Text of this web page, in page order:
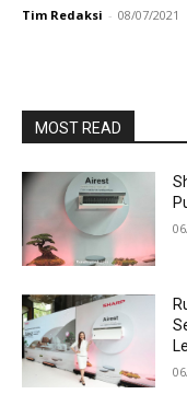
Tim Redaksi - 08/07/2021
MOST READ